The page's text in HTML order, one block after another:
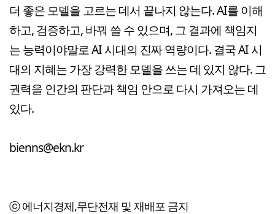
더 좋은 모델을 고르는 데서 끝나지 않는다. AI를 이해
하고, 검증하고, 바꿔 쓸 수 있으며, 그 결과에 책임지
는 능력이야말로 AI 시대의 진짜 역량이다. 결국 AI 시
대의 지혜는 가장 강력한 모델을 쓰는 데 있지 않다. 그
권력을 인간의 판단과 책임 안으로 다시 가져오는 데
있다.
bienns@ekn.kr
ⓒ 에너지경제,무단전재 및 재배포 금지